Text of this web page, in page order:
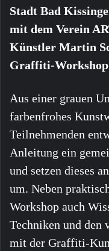
Stadt Bad
mit dem Verein
Künstler Martin
Graffiti-
Aus einer grauen
farbenfrohes
Teilnehmenden
Anleitung ein
und setzen dieses
um. Neben
Workshop auch
Techniken und den
mit der Graffiti-